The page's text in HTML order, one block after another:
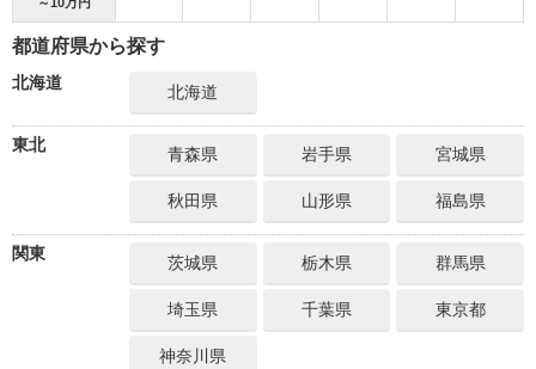
都道府県から探す
北海道 北海道
東北 青森県 岩手県 宮城県
秋田県 山形県 福島県
関東 茨城県 栃木県 群馬県
埼玉県 千葉県 東京都
神奈川県